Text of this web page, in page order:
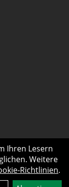
Ihren Lesern
Weitere
Richtlinien.